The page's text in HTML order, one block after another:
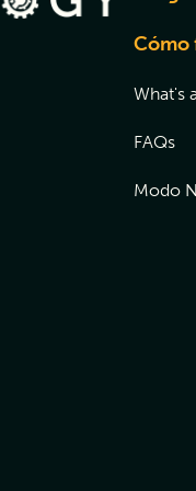
Cómo
What's
FAQs
Modo